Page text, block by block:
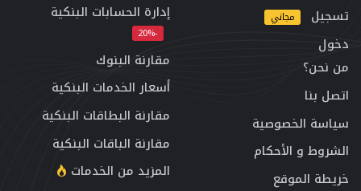
تسجيل مجاني
دخول
من نحن؟
اتصل بنا
سياسة الخصوصية
الشروط و الأحكام
خريطة الموقع
إدارة الحسابات البنكية
-20%
مقارنة البنوك
أسعار الخدمات البنكية
مقارنة البطاقات البنكية
مقارنة الباقات البنكية
المزيد من الخدمات